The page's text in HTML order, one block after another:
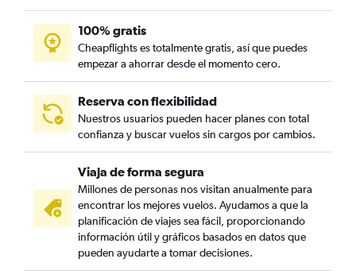
100% gratis
Cheapflights es totalmente gratis, así que puedes
empezar a ahorrar desde el momento cero.
Reserva con flexibilidad
Nuestros usuarios pueden hacer planes con total
confianza y buscar vuelos sin cargos por cambios.
Viaja de forma segura
Millones de personas nos visitan anualmente para
encontrar los mejores vuelos. Ayudamos a que la
planificación de viajes sea fácil, proporcionando
información útil y gráficos basados en datos que
pueden ayudarte a tomar decisiones.